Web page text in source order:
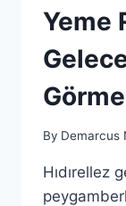
Yeme
By Demarcus
Hıdırellez